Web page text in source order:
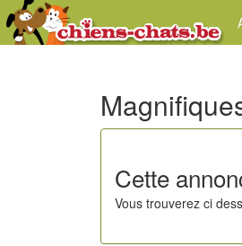
Cette
Vous trouverez ci